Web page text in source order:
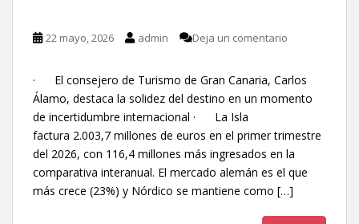
22 mayo, 2026 admin Deja un comentario
· El consejero de Turismo de Gran Canaria, Carlos
Álamo, destaca la solidez del destino en un momento
de incertidumbre internacional · La Isla
factura 2.003,7 millones de euros en el primer trimestre
del 2026, con 116,4 millones más ingresados en la
comparativa interanual. El mercado alemán es el que
más crece (23%) y Nórdico se mantiene como […]